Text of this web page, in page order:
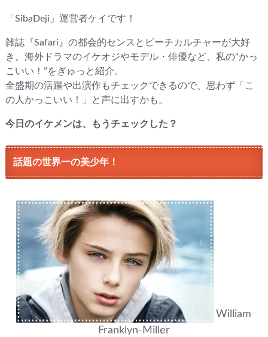
「SibaDeji」運営者ケイです！
雑誌『Safari』の都会的センスとビーチカルチャーが大好
き。海外ドラマのイケオジやモデル・俳優など、私の“かっ
こいい！”をぎゅっと紹介。
全盛期の活躍や出演作もチェックできるので、思わず「こ
の人かっこいい！」と声に出すかも。
今日のイケメンは、もうチェックした？
話題の世界一の美少年！
William
Franklyn-Miller